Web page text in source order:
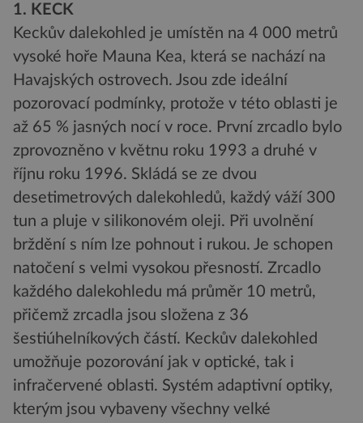
1. KECK
Keckův dalekohled je umístěn na 4 000 metrů
vysoké hoře Mauna Kea, která se nachází na
Havajských ostrovech. Jsou zde ideální
pozorovací podmínky, protože v této oblasti je
až 65 % jasných nocí v roce. První zrcadlo bylo
zprovozněno v květnu roku 1993 a druhé v
říjnu roku 1996. Skládá se ze dvou
desetimetrových dalekohledů, každý váží 300
tun a pluje v silikonovém oleji. Při uvolnění
brždění s ním lze pohnout i rukou. Je schopen
natočení s velmi vysokou přesností. Zrcadlo
každého dalekohledu má průměr 10 metrů,
přičemž zrcadla jsou složena z 36
šestiúhelníkových částí. Keckův dalekohled
umožňuje pozorování jak v optické, tak i
infračervené oblasti. Systém adaptivní optiky,
kterým jsou vybaveny všechny velké